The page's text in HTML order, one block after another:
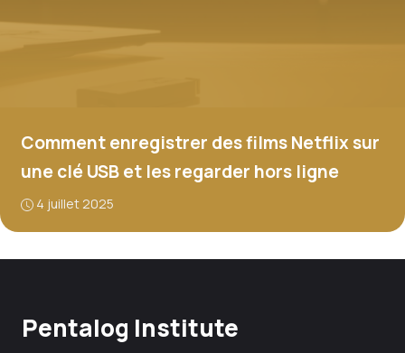
Comment enregistrer des films Netflix sur
une clé USB et les regarder hors ligne
4 juillet 2025
Pentalog Institute